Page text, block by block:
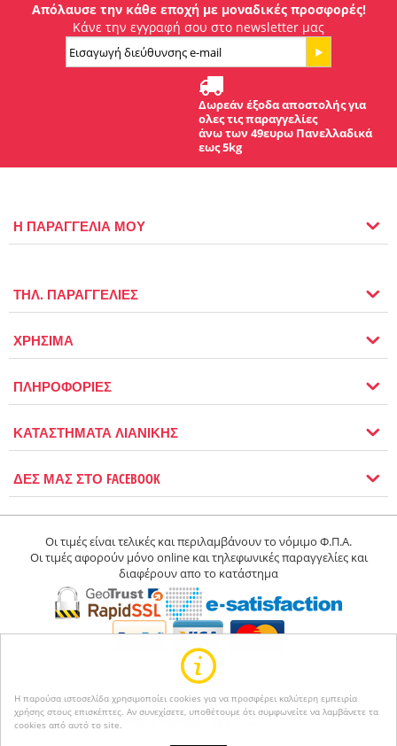
Η παρούσα ιστοσελίδα χρησιμοποίει cookies για να προσφέρει καλύτερη εμπειρία
χρήσης στους επισκέπτες. Αν συνεχίσετε, υποθέτουμε ότι συμφωνείτε να λαμβάνετε τα
cookies από αυτό το site.
Απόλαυσε την κάθε εποχή με μοναδικές προσφορές!
Κάνε την εγγραφή σου στο newsletter μας
Δωρεάν έξοδα αποστολής για
ολες τις παραγγελίες
άνω των 49ευρω Πανελλαδικά
εως 5kg
Η ΠΑΡΑΓΓΕΛΙΑ ΜΟΥ
ΤΗΛ. ΠΑΡΑΓΓΕΛΙΕΣ
ΧΡΗΣΙΜΑ
ΠΛΗΡΟΦΟΡΙΕΣ
ΚΑΤΑΣΤΗΜΑΤΑ ΛΙΑΝΙΚΗΣ
ΔΕΣ ΜΑΣ ΣΤΟ FACEBOOK
Οι τιμές είναι τελικές και περιλαμβάνουν το νόμιμο Φ.Π.Α.
Οι τιμές αφορούν μόνο online και τηλεφωνικές παραγγελίες και
διαφέρουν απο το κατάστημα
© 2004-2026 Happyseasons.Powered by CS-Cart